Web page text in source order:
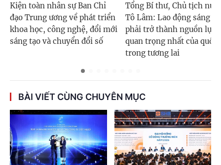
Kiện toàn nhân sự Ban Chỉ
đạo Trung ương về phát triển
khoa học, công nghệ, đổi mới
sáng tạo và chuyển đổi số
Tổng Bí thư, Chủ tịch
Tô Lâm: Lao động sáng
phải trở thành nguồn lực
quan trọng nhất của quốc
trong tương lai
BÀI VIẾT CÙNG CHUYÊN MỤC